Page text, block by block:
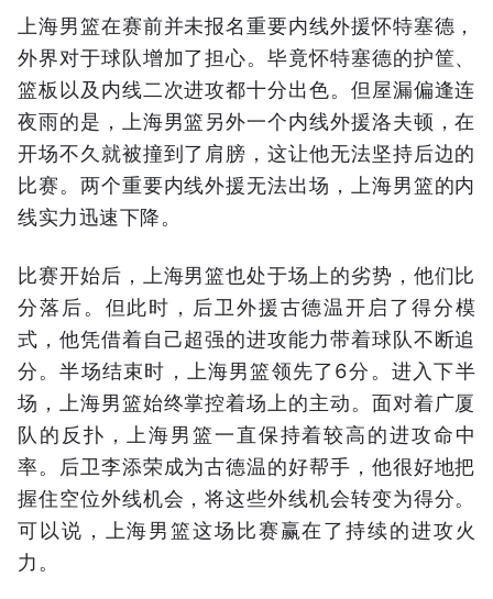
上海男篮在赛前并未报名重要内线外援怀特塞德，
外界对于球队增加了担心。毕竟怀特塞德的护筐、
篮板以及内线二次进攻都十分出色。但屋漏偏逢连
夜雨的是，上海男篮另外一个内线外援洛夫顿，在
开场不久就被撞到了肩膀，这让他无法坚持后边的
比赛。两个重要内线外援无法出场，上海男篮的内
线实力迅速下降。
比赛开始后，上海男篮也处于场上的劣势，他们比
分落后。但此时，后卫外援古德温开启了得分模
式，他凭借着自己超强的进攻能力带着球队不断追
分。半场结束时，上海男篮领先了6分。进入下半
场，上海男篮始终掌控着场上的主动。面对着广厦
队的反扑，上海男篮一直保持着较高的进攻命中
率。后卫李添荣成为古德温的好帮手，他很好地把
握住空位外线机会，将这些外线机会转变为得分。
可以说，上海男篮这场比赛赢在了持续的进攻火
力。